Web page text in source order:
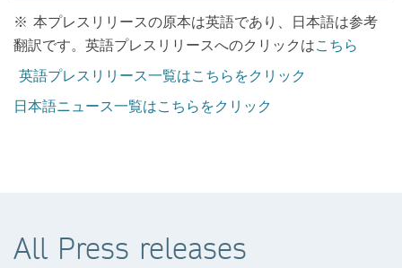
※ 本プレスリリースの原本は英語であり、日本語は参考
翻訳です。英語プレスリリースへのクリックはこちら
英語プレスリリース一覧はこちらをクリック
日本語ニュース一覧はこちらをクリック
All Press releases